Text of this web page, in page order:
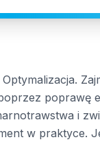
poprawę
i
w praktyce.